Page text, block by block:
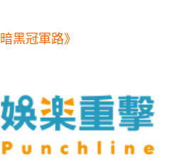
暗黑冠軍路》